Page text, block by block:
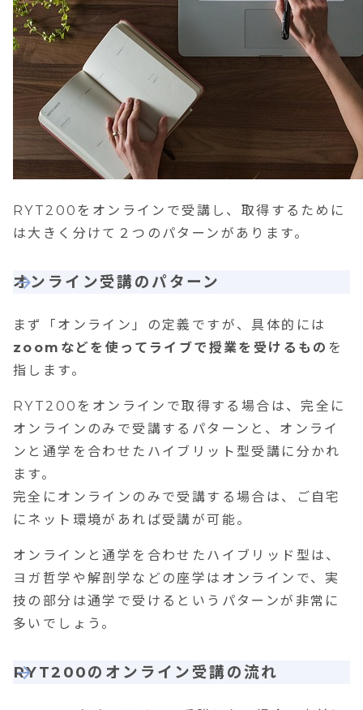
RYT200をオンラインで受講し、取得するために
は大きく分けて２つのパターンがあります。
オンライン受講のパターン
まず「オンライン」の定義ですが、具体的には
zoomなどを使ってライブで授業を受けるもの を
指します。
RYT200をオンラインで取得する場合は、 完全に
オンラインのみで受講するパターンと、オンライ
ンと通学を合わせたハイブリット型受講に分かれ
ます。
完全にオンラインのみで受講する場合は、ご自宅
にネット環境があれば受講が可能。
オンラインと通学を合わせたハイブリッド型は、
ヨガ哲学や解剖学などの座学はオンラインで、実
技の部分は通学で受けるというパターンが非常に
多いでしょう。
RYT200のオンライン受講の流れ